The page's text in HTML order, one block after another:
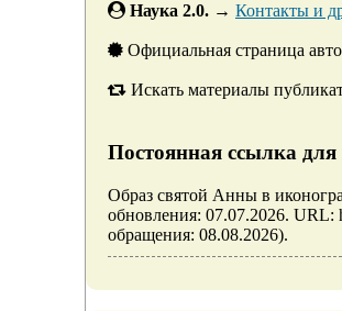
Наука 2.0. → Контакты и
Официальная страница
Искать материалы
Постоянная ссылка
Образ святой Анны в
обновления: 07.07.2026. URL:
обращения: 08.08.2026).